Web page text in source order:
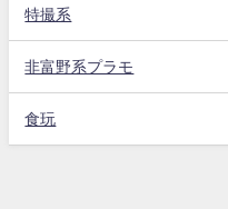
特撮系
非富野系プラモ
食玩